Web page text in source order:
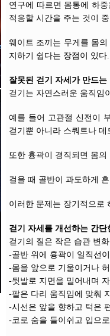
연구에 따르면 몸통에 하
적응할 시간을 주는 것이
웨이트 조끼는 무게를 몸
지하기 쉽다는 장점이 있다.
잘못된 걷기 자세가 만드는
걷기는 자연스러운 움직임
예를 들어 고관절 신전이
걷기뿐 아니라 스쿼트나
또한 흉곽이 경직되면 몸
걸을 때 골반이 과도하게
이러한 문제는 장기적으로
걷기 자세를 개선하는 간단
걷기의 질은 작은 습관 변
-골반 위에 흉곽이 일직선
-몸을 앞으로 기울이거나
-뒷발로 지면을 밀어내며
-팔은 다리 움직임에 맞춰
-시선은 앞을 향하고 턱은
-코로 숨을 들이쉬고 입으